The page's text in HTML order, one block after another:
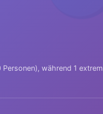
während 1 extrem